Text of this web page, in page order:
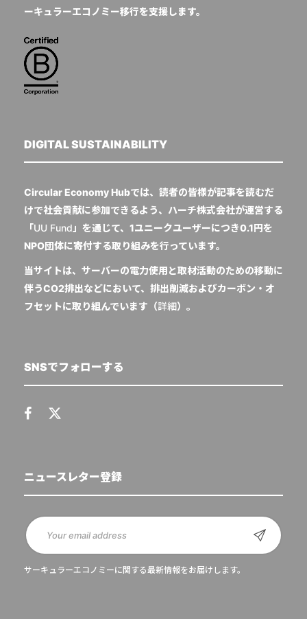
ーキュラーエコノミー移行を支援します。
DIGITAL SUSTAINABILITY
Circular Economy Hubでは、読者の皆様が記事を読むだ
けで社会貢献に参加できるよう、ハーチ株式会社が運営する
「UU Fund 」を通じて、1ユニークユーザーにつき0.1円を
NPO団体に寄付する取り組みを行っています。
当サイトは、サーバーの電力使用と取材活動のための移動に
伴うCO2排出などにおいて、排出削減およびカーボン・オ
フセットに取り組んでいます（詳細）。
SNSでフォローする
ニュースレター登録
サーキュラーエコノミーに関する最新情報をお届けします。